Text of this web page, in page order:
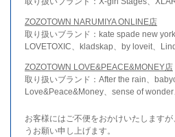
ZOZOTOWN NARUMIYA ONLINE店
取り扱いブランド：kate spade new
LOVETOXIC、kladskap、by loveit、
ZOZOTOWN LOVE&PEACE&MONEY店
取り扱いブランド：After the rain、
Love&Peace&Money、sense of wonder
お客様にはご不便をおかけいたします
うお願い申し上げます。